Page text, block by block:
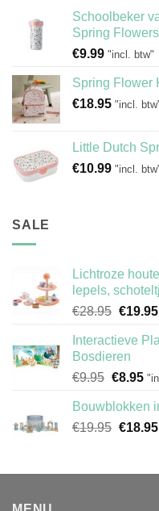
Schoolbeker
Spring
€9.99 "incl. btw"
Spring Flower
€18.95 "incl.
Little Dutch
€10.99 "incl.
SALE
Lichtroze
lepels,
€28.95
was:
€28.95.
€19.95
Interactieve
Bosdieren
€9.95
was:
€9.95.
€8.95
is:
Bouwblokken
€19.95 €18.95